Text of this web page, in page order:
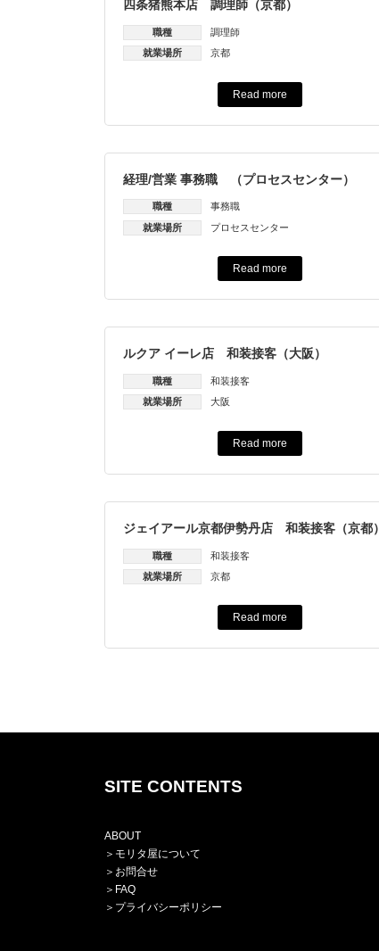
四条猪熊本店 調理師（京都）
職種
調理師
就業場所
京都
Read more
経理/営業 事務職 （プロセスセンター）
職種
事務職
就業場所
プロセスセンター
Read more
ルクア イーレ店 和装接客（大阪）
職種
和装接客
就業場所
大阪
Read more
ジェイアール京都伊勢丹店 和装接客（京都）
職種
和装接客
就業場所
京都
Read more
SITE CONTENTS
ABOUT
＞ モリタ屋について
＞ お問合せ
＞ FAQ
＞プライバシーポリシー